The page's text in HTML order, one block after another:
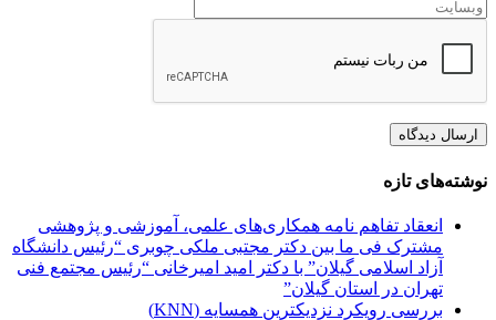
نوشته‌های تازه
انعقاد تفاهم نامه همکاری‌های علمی، آموزشی و پژوهشی
مشترک فی ما بین دکتر مجتبی ملکی چوبری “رئیس دانشگاه
آزاد اسلامی گیلان” با دکتر امید امیرخانی “رئیس مجتمع فنی
تهران در استان گیلان”
بررسی رویکرد نزدیکترین همسایه (KNN)